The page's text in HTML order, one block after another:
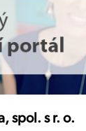
spol. s r. o.